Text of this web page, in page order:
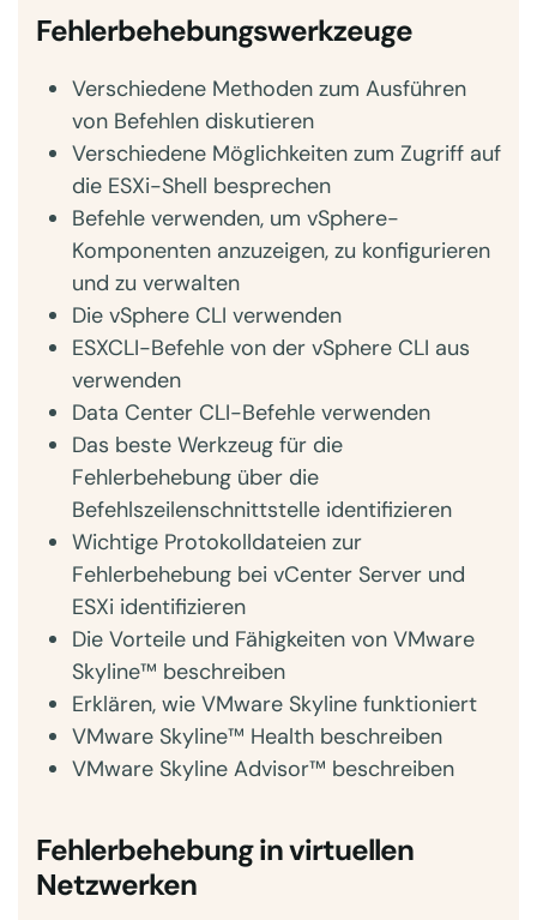
Fehlerbehebungswerkzeuge
Verschiedene Methoden zum Ausführen
von Befehlen diskutieren
Verschiedene Möglichkeiten zum Zugriff auf
die ESXi-Shell besprechen
Befehle verwenden, um vSphere-
Komponenten anzuzeigen, zu konfigurieren
und zu verwalten
Die vSphere CLI verwenden
ESXCLI-Befehle von der vSphere CLI aus
verwenden
Data Center CLI-Befehle verwenden
Das beste Werkzeug für die
Fehlerbehebung über die
Befehlszeilenschnittstelle identifizieren
Wichtige Protokolldateien zur
Fehlerbehebung bei vCenter Server und
ESXi identifizieren
Die Vorteile und Fähigkeiten von VMware
Skyline™ beschreiben
Erklären, wie VMware Skyline funktioniert
VMware Skyline™ Health beschreiben
VMware Skyline Advisor™ beschreiben
Fehlerbehebung in virtuellen
Netzwerken